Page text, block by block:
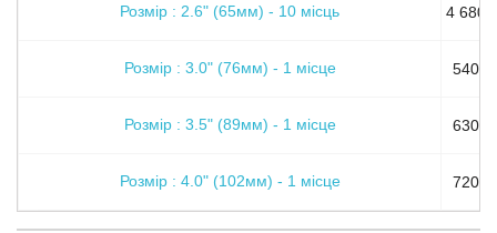
Розмір : 2.6" (65мм) - 10 місць 4 680
Розмір : 3.0" (76мм) - 1 місце 540
Розмір : 3.5" (89мм) - 1 місце 630
Розмір : 4.0" (102мм) - 1 місце 720